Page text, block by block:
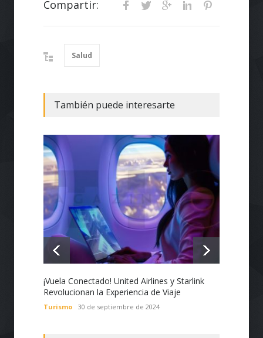
Compartir:
Salud
También puede interesarte
¡Vuela Conectado! United Airlines y Starlink
Revolucionan la Experiencia de Viaje
Turismo 30 de septiembre de 2024